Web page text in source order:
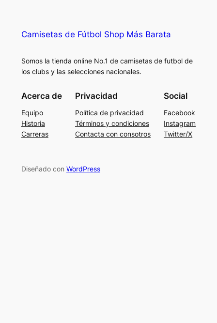
Camisetas de Fútbol Shop Más Barata
Somos la tienda online No.1 de camisetas de futbol de
los clubs y las selecciones nacionales.
Acerca de
Equipo
Historia
Carreras
Privacidad
Política de privacidad
Términos y condiciones
Contacta con consotros
Social
Facebook
Instagram
Twitter/X
Diseñado con WordPress